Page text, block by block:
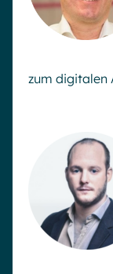
zum digitalen